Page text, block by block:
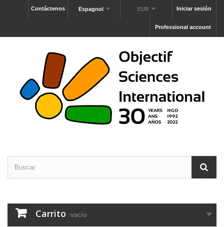
Iniciar sesión
EUR
Espagnol
Contáctenos
Professional account
Carrito vacío